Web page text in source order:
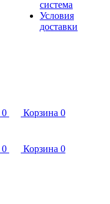
система
Условия
доставки
0 Корзина 0
0 Корзина 0